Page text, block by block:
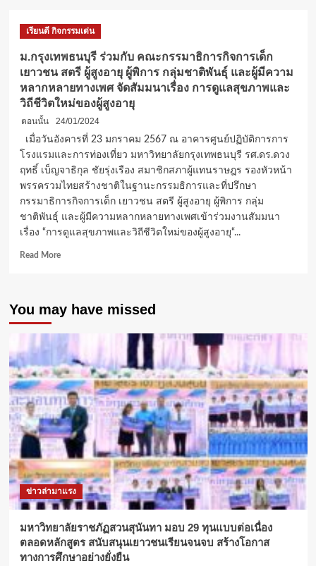
ร่วม
คณะ
กรรมาธิการ
การ
ศึกษา
แทน
ราษฎร
ได้
จัดการ
สัมมนา
หัวข้อ
“การ
งการฑูต
สถานการณ์
ปัจจุบัน”
เรียนดี กิจกรรมเด่น
ม.กรุงเทพธนบุรี ร่วมกับ คณะกรรมาธิการกิจการเด็ก
เยาวชน สตรี ผู้สูงอายุ ผู้พิการ กลุ่มชาติพันธุ์ และผู้มีความ
หลากหลายทางเพศ จัดสัมมนาเรื่อง การดูแลสุขภาพและ
วิถีชีวิตใหม่ของผู้สูงอายุ
ตอนนั้น
24/01/2024
เมื่อวันอังคารที่ 23 มกราคม 2567 ณ อาคารศูนย์ปฏิบัติการการ
โรงแรมและการท่องเที่ยว มหาวิทยาลัยกรุงเทพธนบุรี รศ.ดร.ดวง
ฤทธิ์ เบ็ญจาธิกุล ชัยรุ่งเรือง สมาชิกสภาผู้แทนราษฎร รองหัวหน้า
พรรครวมไทยสร้างชาติในฐานะกรรมธิการและที่ปรึกษา
กรรมาธิการกิจการเด็ก เยาวชน สตรี ผู้สูงอายุ ผู้พิการ กลุ่ม
ชาติพันธุ์ และผู้มีความหลากหลายทางเพศเข้าร่วมงานสัมมนา
เรื่อง “การดูแลสุขภาพและวิถีชีวิตใหม่ของผู้สูงอายุ“...
Read MoreRead
ธนบุรี
ร่วม
กับ
กรรมาธิการ
กิจการ
เด็ก
เยาวชน
สตรี
ผู้
สูง
อายุ
ผู้
พิการ
กลุ่ม
ชาติพันธุ์
และ
ผู้
มี
ความ
You may have missed
ข่าวล่ามาแรง
มหาวิทยาลัยราชภัฏสวนสุนันทา มอบ 29 ทุนแบบต่อเนื่อง
ตลอดหลักสูตร สนับสนุนเยาวชนเรียนจนจบ สร้างโอกาส
ทางการศึกษาอย่างยั่งยืน